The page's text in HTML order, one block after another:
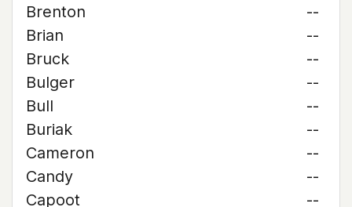
Brenton
--
Brian
--
Bruck
--
Bulger
--
Bull
--
Buriak
--
Cameron
--
Candy
--
Capoot
--